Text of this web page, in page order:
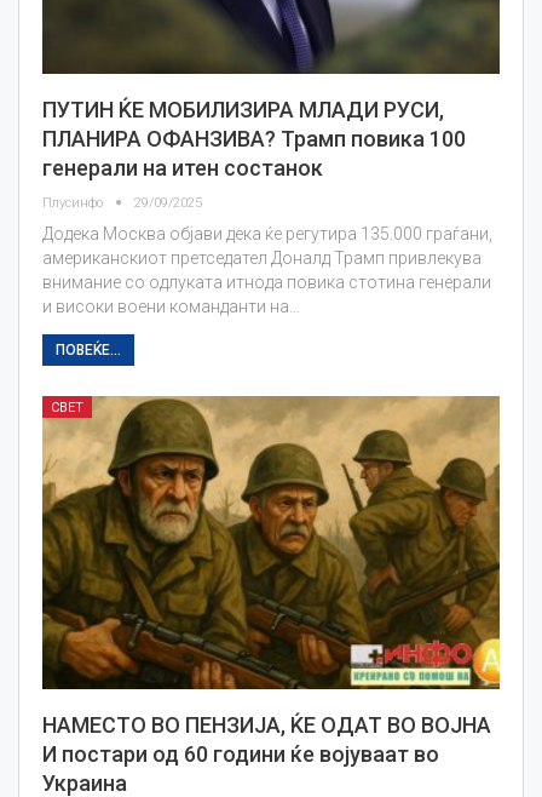
ПУТИН ЌЕ МОБИЛИЗИРА МЛАДИ РУСИ,
ПЛАНИРА ОФАНЗИВА? Трамп повика 100
генерали на итен состанок
Плусинфо 29/09/2025
Додека Москва објави дека ќе регутира 135.000 граѓани,
американскиот претседател Доналд Трамп привлекува
внимание со одлуката итнода повика стотина генерали
и високи воени команданти на…
ПОВЕЌЕ...
СВЕТ
НАМЕСТО ВО ПЕНЗИЈА, ЌЕ ОДАТ ВО ВОЈНА
И постари од 60 години ќе војуваат во
Украина